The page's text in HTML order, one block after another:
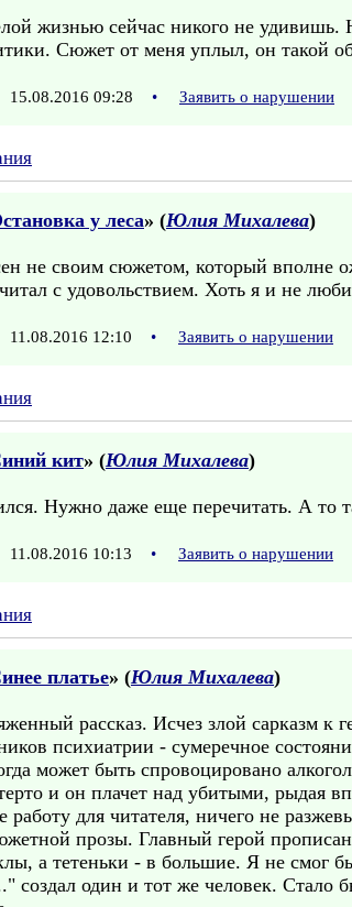
жизнью сейчас никого не
Сюжет от меня уплыл, он такой
15.08.2016 09:28 • Заявить о нарушении
у леса» (Юлия Михалева)
не своим сюжетом, который вполне
с удовольствием. Хоть я и не
11.08.2016 12:10 • Заявить о нарушении
кит» (Юлия Михалева)
Нужно даже еще перечитать. А то
11.08.2016 10:13 • Заявить о нарушении
платье» (Юлия Михалева)
рассказ. Исчез злой сарказм к
психиатрии - сумеречное
может быть спровоцировано
и он плачет над убитыми, рыдая
работу для читателя, ничего не
прозы. Главный герой
а тетеньки - в большие. Я не смог
создал один и тот же человек. Стало